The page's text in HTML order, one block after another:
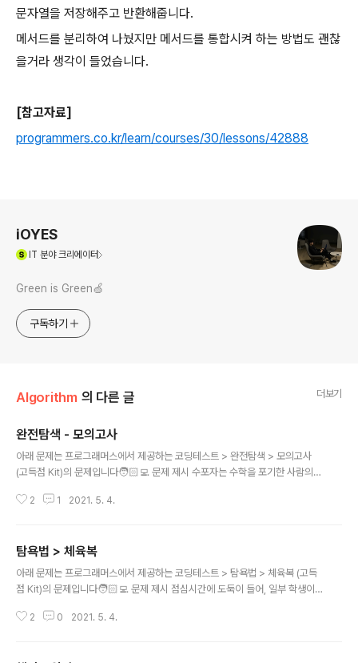
문자열을 저장해주고 반환해줍니다.
메서드를 분리하여 나눴지만 메서드를 통합시켜 하는 방법도 괜찮
을거라 생각이 들었습니다.
[참고자료]
programmers.co.kr/learn/courses/30/lessons/42888
iOYES
IT 분야 크리에이터
Green is Green🍏
구독하기
Algorithm 의 다른 글 더보기
완전탐색 - 모의고사
아래 문제는 프로그래머스에서 제공하는 코딩테스트 > 완전탐색 > 모의고사
(고득점 Kit)의 문제입니다🧑🏻‍💻 문제 제시 수포자는 수학을 포기한 사람의
포자는 1번 문제부터 마지막 문제까지 다음과 같이 찍습니다. 1번 수포자가 찍
4, 5, 5, 3, 3, 1, 1, 2, 2, 4, 4, 5, 5, ... 1번 문제부터 마지막 문제까지의 정답이
순서대로 들은 배열 answers가 ..
2 1 2021. 5. 4.
탐욕법 > 체육복
아래 문제는 프로그래머스에서 제공하는 코딩테스트 > 탐욕법 > 체육복 (고득
점 Kit)의 문제입니다🧑🏻‍💻 문제 제시 점심시간에 도둑이 들어, 일부 학생이
을 빌려주려 합니다. 학생들의 번호는 체격 순으로 매겨져 있어, 바로 앞번호의
2 0 2021. 5. 4.